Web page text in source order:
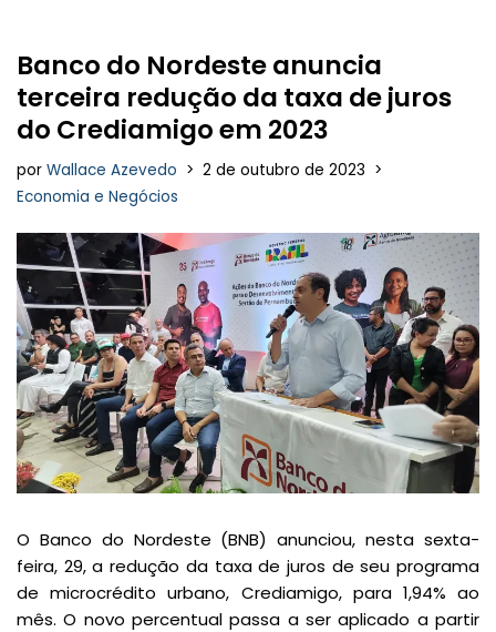
Banco do Nordeste anuncia
terceira redução da taxa de juros
do Crediamigo em 2023
por Wallace Azevedo
2 de outubro de 2023
Economia e Negócios
O Banco do Nordeste (BNB) anunciou, nesta sexta-
feira, 29, a redução da taxa de juros de seu programa
de microcrédito urbano, Crediamigo, para 1,94% ao
mês. O novo percentual passa a ser aplicado a partir